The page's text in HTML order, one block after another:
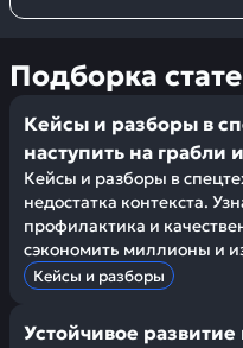
Подборка
Кейсы и разборы в
наступить на
Кейсы и разборы в
недостатка контекста.
профилактика и
сэкономить миллионы и
Кейсы и разборы
Устойчивое